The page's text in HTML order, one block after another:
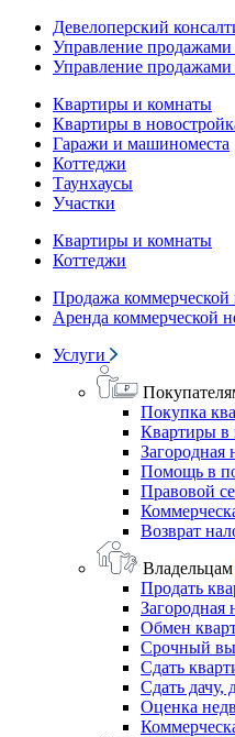
Девелоперский
Управление продажами
Управление
Квартиры и комнаты
Квартиры в
Гаражи и машиноместа
Коттеджи
Таунхаусы
Участки
Квартиры и комнаты
Коттеджи
Продажа
Аренда коммерческой
Услуги
Покупка
Квартиры в
Загородная
Помощь в
Правовой
Возврат
Владельцам
Продать
Загородная
Обмен
Срочный
Сдать
Сдать дачу,
Оценка